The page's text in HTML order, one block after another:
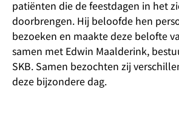
patiënten die de feestdagen in het
doorbrengen. Hij beloofde hen
bezoeken en maakte deze belofte
samen met Edwin Maalderink,
SKB. Samen bezochten zij
deze bijzondere dag.